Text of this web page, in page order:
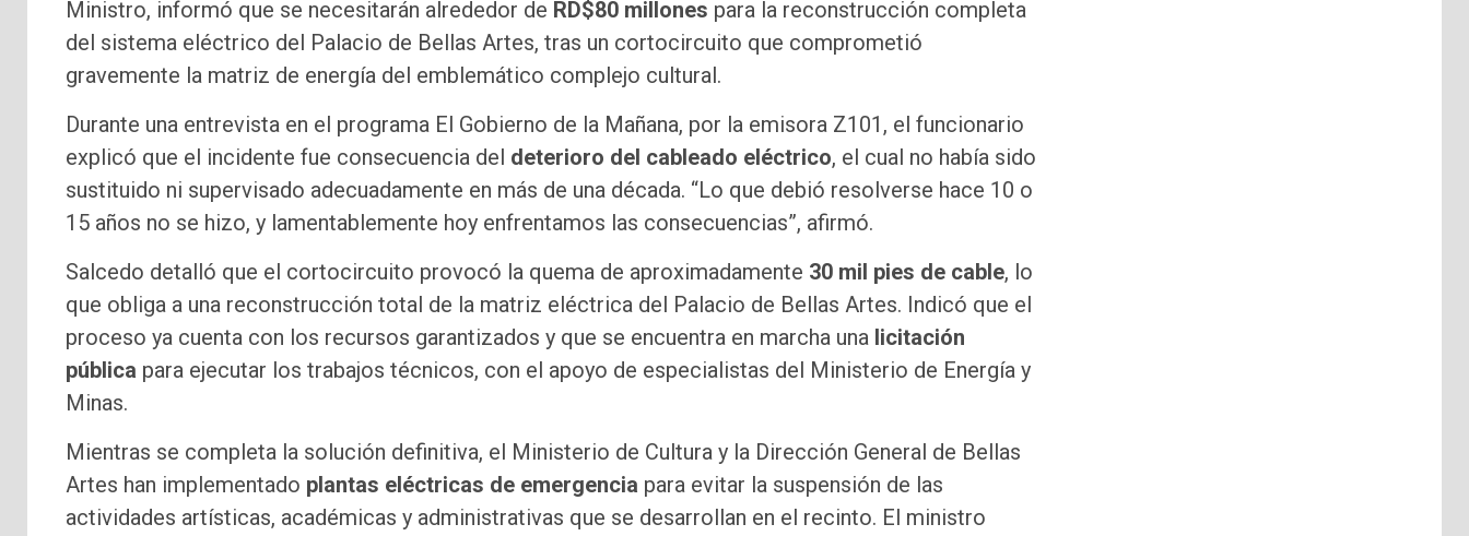
Ministro, informó que se necesitarán alrededor de RD$80 millones para la reconstrucción completa
del sistema eléctrico del Palacio de Bellas Artes, tras un cortocircuito que comprometió
gravemente la matriz de energía del emblemático complejo cultural.
Durante una entrevista en el programa El Gobierno de la Mañana, por la emisora Z101, el funcionario
explicó que el incidente fue consecuencia del deterioro del cableado eléctrico, el cual no había sido
sustituido ni supervisado adecuadamente en más de una década. “Lo que debió resolverse hace 10 o
15 años no se hizo, y lamentablemente hoy enfrentamos las consecuencias”, afirmó.
Salcedo detalló que el cortocircuito provocó la quema de aproximadamente 30 mil pies de cable, lo
que obliga a una reconstrucción total de la matriz eléctrica del Palacio de Bellas Artes. Indicó que el
proceso ya cuenta con los recursos garantizados y que se encuentra en marcha una licitación
pública para ejecutar los trabajos técnicos, con el apoyo de especialistas del Ministerio de Energía y
Minas.
Mientras se completa la solución definitiva, el Ministerio de Cultura y la Dirección General de Bellas
Artes han implementado plantas eléctricas de emergencia para evitar la suspensión de las
actividades artísticas, académicas y administrativas que se desarrollan en el recinto. El ministro